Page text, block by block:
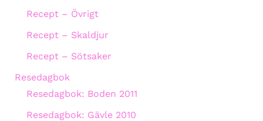
Recept – Övrigt
Recept – Skaldjur
Recept – Sötsaker
Resedagbok
Resedagbok: Boden 2011
Resedagbok: Gävle 2010